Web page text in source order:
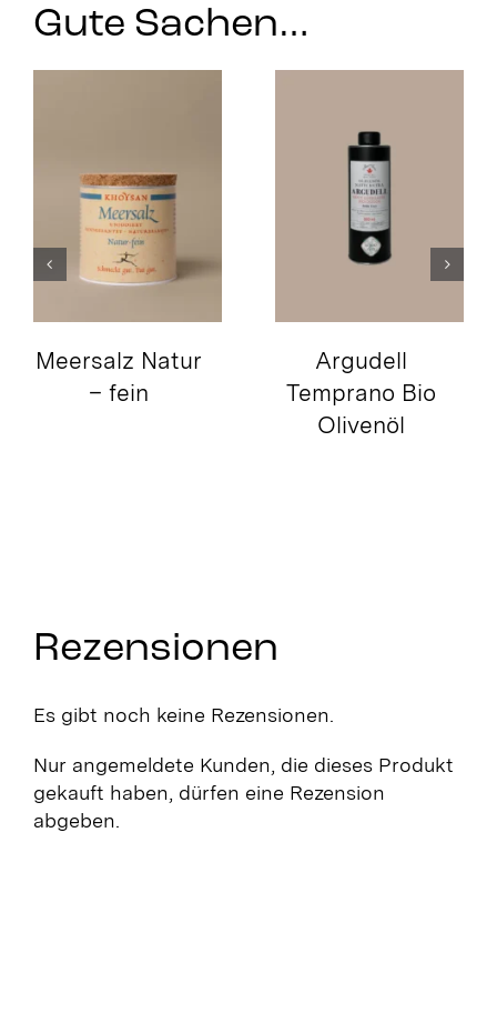
Gute Sachen…
Meersalz Natur
– fein
Argudell
Temprano Bio
Olivenöl
Rezensionen
Es gibt noch keine Rezensionen.
Nur angemeldete Kunden, die dieses Produkt
gekauft haben, dürfen eine Rezension
abgeben.